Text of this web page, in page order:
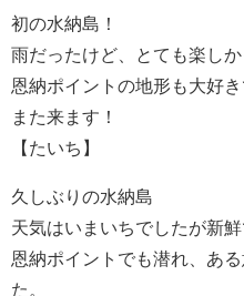
初の水納島！
雨だったけど、とても楽しか
恩納ポイントの地形も大好き
また来ます！
【たいち】
久しぶりの水納島
天気はいまいちでしたが新鮮
恩納ポイントでも潜れ、あ
た。